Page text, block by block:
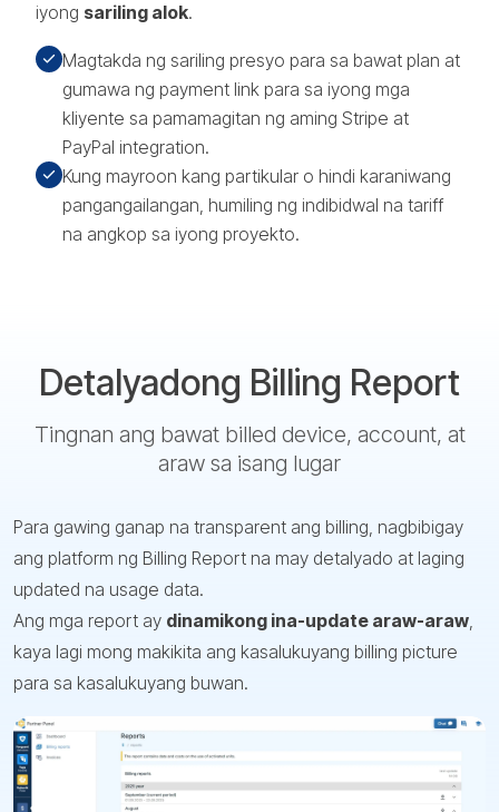
iyong sariling alok.
Magtakda ng sariling presyo para sa bawat plan at
gumawa ng payment link para sa iyong mga
kliyente sa pamamagitan ng aming Stripe at
PayPal integration.
Kung mayroon kang partikular o hindi karaniwang
pangangailangan, humiling ng indibidwal na tariff
na angkop sa iyong proyekto.
Detalyadong Billing Report
Tingnan ang bawat billed device, account, at
araw sa isang lugar
Para gawing ganap na transparent ang billing, nagbibigay
ang platform ng Billing Report na may detalyado at laging
updated na usage data.
Ang mga report ay dinamikong ina-update araw-araw,
kaya lagi mong makikita ang kasalukuyang billing picture
para sa kasalukuyang buwan.